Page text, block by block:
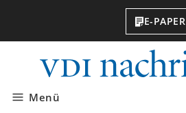
E-PAPER
Menü